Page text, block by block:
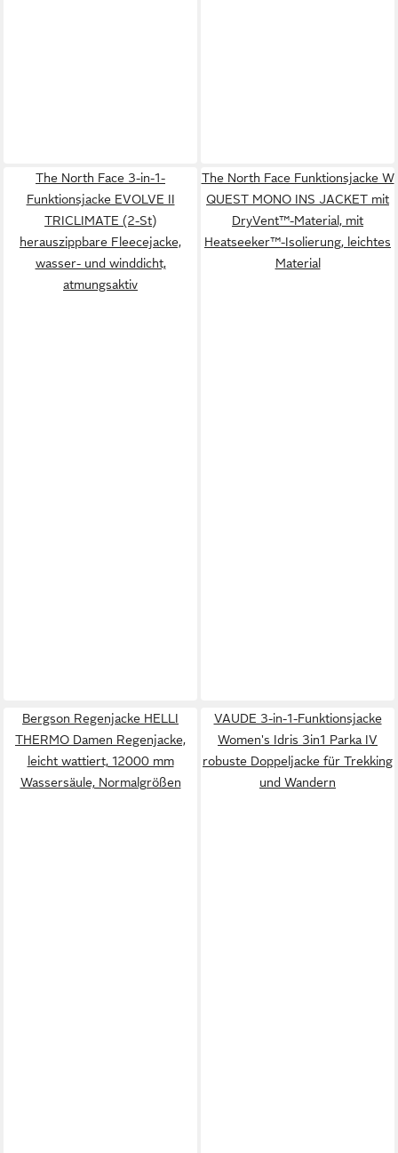
The North Face 3-in-1-
Funktionsjacke EVOLVE II
TRICLIMATE (2-St)
herauszippbare Fleecejacke,
wasser- und winddicht,
atmungsaktiv
The North Face Funktionsjacke W
QUEST MONO INS JACKET mit
DryVent™-Material, mit
Heatseeker™-Isolierung, leichtes
Material
Bergson Regenjacke HELLI
THERMO Damen Regenjacke,
leicht wattiert, 12000 mm
Wassersäule, Normalgrößen
VAUDE 3-in-1-Funktionsjacke
Women's Idris 3in1 Parka IV
robuste Doppeljacke für Trekking
und Wandern